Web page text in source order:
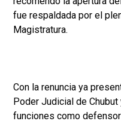
fue respaldada por el
Magistratura.
Con la renuncia ya
Poder Judicial de
funciones como